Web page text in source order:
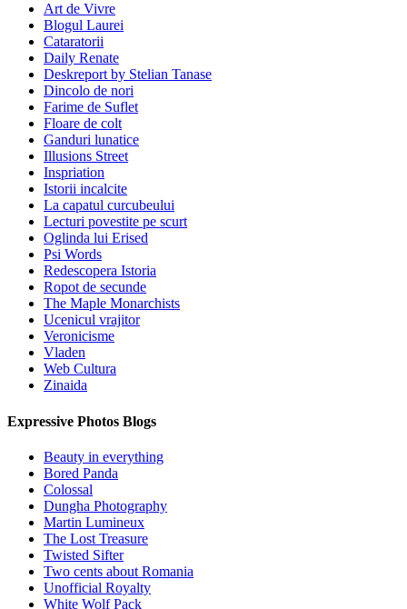
Art de Vivre
Blogul Laurei
Cataratorii
Daily Renate
Deskreport by Stelian Tanase
Dincolo de nori
Farime de Suflet
Floare de colt
Ganduri lunatice
Illusions Street
Inspriation
Istorii incalcite
La capatul curcubeului
Lecturi povestite pe scurt
Oglinda lui Erised
Psi Words
Redescopera Istoria
Ropot de secunde
The Maple Monarchists
Ucenicul vrajitor
Veronicisme
Vladen
Web Cultura
Zinaida
Expressive Photos Blogs
Beauty in everything
Bored Panda
Colossal
Dungha Photography
Martin Lumineux
The Lost Treasure
Twisted Sifter
Two cents about Romania
Unofficial Royalty
White Wolf Pack